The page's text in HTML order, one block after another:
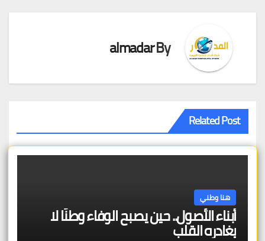
By
almadar
Related Post
هنا وطني
أبناء الأصول.. حين يصبح الوفاء وطنًا لا
يغادره القلب